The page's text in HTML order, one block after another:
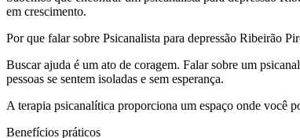
em crescimento.
Por que falar sobre Psicanalista para depressão Ribeirão
Buscar ajuda é um ato de coragem. Falar sobre um
pessoas se sentem isoladas e sem esperança.
A terapia psicanalítica proporciona um espaço onde você
Benefícios práticos